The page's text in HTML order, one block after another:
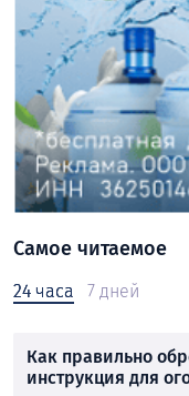
Самое читаемое
24 часа 7 дней
Как правильно
инструкция для